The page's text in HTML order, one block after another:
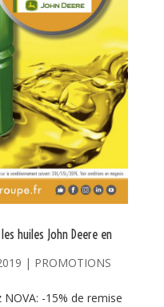
huiles John Deere en
| PROMOTIONS
-15% de remise